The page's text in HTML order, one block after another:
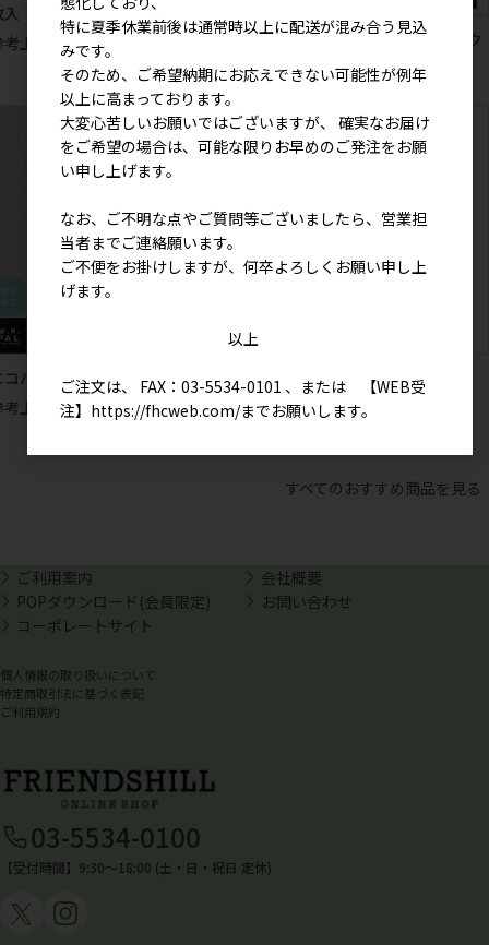
入（無香料）
上代
180円
こまふじしばた ホットアイマスク
1枚入（無香料）
コバッグＳ（犬・猫）
上代
1,400円
ヴェリアスキャット ミニトート
(2枚入り)
すべてのおすすめ商品を見る
ご利用案内
会社概要
POPダウンロード(会員限定)
お問い合わせ
コーポレートサイト
個人情報の取り扱いについて
特定商取引法に基づく表記
ご利用規約
03-5534-0100
【受付時間】9:30〜18:00 (土・日・祝日 定休)
特に夏季休業前後は通常時以上に配送が混み合う見込
みです。
そのため、ご希望納期にお応えできない可能性が例年
以上に高まっております。
大変心苦しいお願いではございますが、 確実なお届け
をご希望の場合は、可能な限りお早めのご発注をお願
い申し上げます。
なお、ご不明な点やご質問等ございましたら、営業担
当者までご連絡願います。
ご不便をお掛けしますが、何卒よろしくお願い申し上
げます。
以上
ご注文は、 FAX：03-5534-0101 、または 【WEB受
注】 https://fhcweb.com/までお願いします。